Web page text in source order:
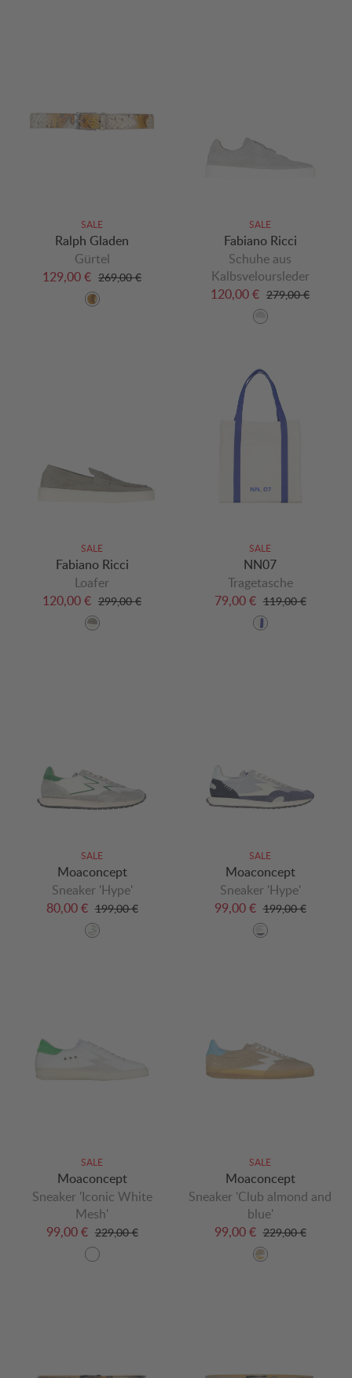
SALE
Ralph Gladen
Gürtel
129,00 € 269,00 €
SALE
Fabiano Ricci
Schuhe aus
Kalbsveloursleder
120,00 € 279,00 €
SALE
Fabiano Ricci
Loafer
120,00 € 299,00 €
SALE
NN07
Tragetasche
79,00 € 119,00 €
SALE
Moaconcept
Sneaker 'Hype'
80,00 € 199,00 €
SALE
Moaconcept
Sneaker 'Hype'
99,00 € 199,00 €
SALE
Moaconcept
Sneaker 'Iconic White
Mesh'
99,00 € 229,00 €
SALE
Moaconcept
Sneaker 'Club almond and
blue'
99,00 € 229,00 €